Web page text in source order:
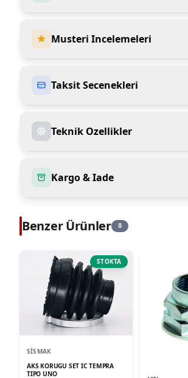
Musteri Incelemeleri
Taksit Secenekleri
Teknik Ozellikler
Kargo & Iade
Benzer Ürünler 8
STOKTA
SISMAK
AKS KORUGU SET IC TEMPRA
TIPO UNO